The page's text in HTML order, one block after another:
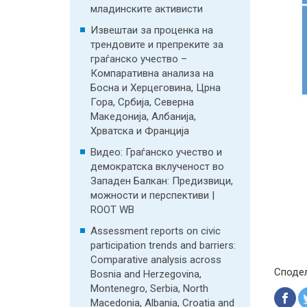
младинските активисти
Извештаи за проценка на
трендовите и препреките за
граѓанско учество –
Компаративна анализа на
Босна и Херцеговина, Црна
Гора, Србија, Северна
Македонија, Албанија,
Хрватска и Франција
Видео: Граѓанско учество и
демократска вклученост во
Западен Балкан: Предизвици,
можности и перспективи |
ROOT WB
Assessment reports on civic
participation trends and barriers:
Comparative analysis across
Bosnia and Herzegovina,
Montenegro, Serbia, North
Macedonia, Albania, Croatia and